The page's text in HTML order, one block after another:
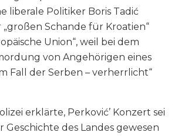
liberale Politiker Boris Tadić
„großen Schande für Kroatien“
Union“, weil bei dem
von Angehörigen eines
Fall der Serben – verherrlicht“
erklärte, Perković’ Konzert sei
Geschichte des Landes gewesen